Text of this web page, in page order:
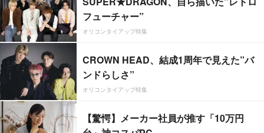
フューチャー”
オリコンタイアップ特集
CROWN HEAD、結成1周年で見えた”バ
ンドらしさ”
オリコンタイアップ特集
【驚愕】メーカー社員が推す「10万円